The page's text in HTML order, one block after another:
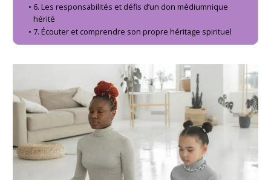
6. Les responsabilités et défis d’un don médiumnique
hérité
7. Écouter et comprendre son propre héritage spirituel